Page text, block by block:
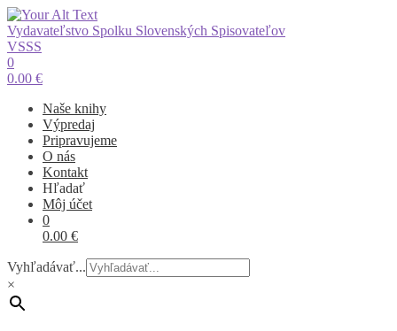
Vydavateľstvo Spolku Slovenských Spisovateľov
VSSS
0
0.00 €
Naše knihy
Výpredaj
Pripravujeme
O nás
Kontakt
Hľadať
Môj účet
0
0.00 €
Vyhľadávať...
×